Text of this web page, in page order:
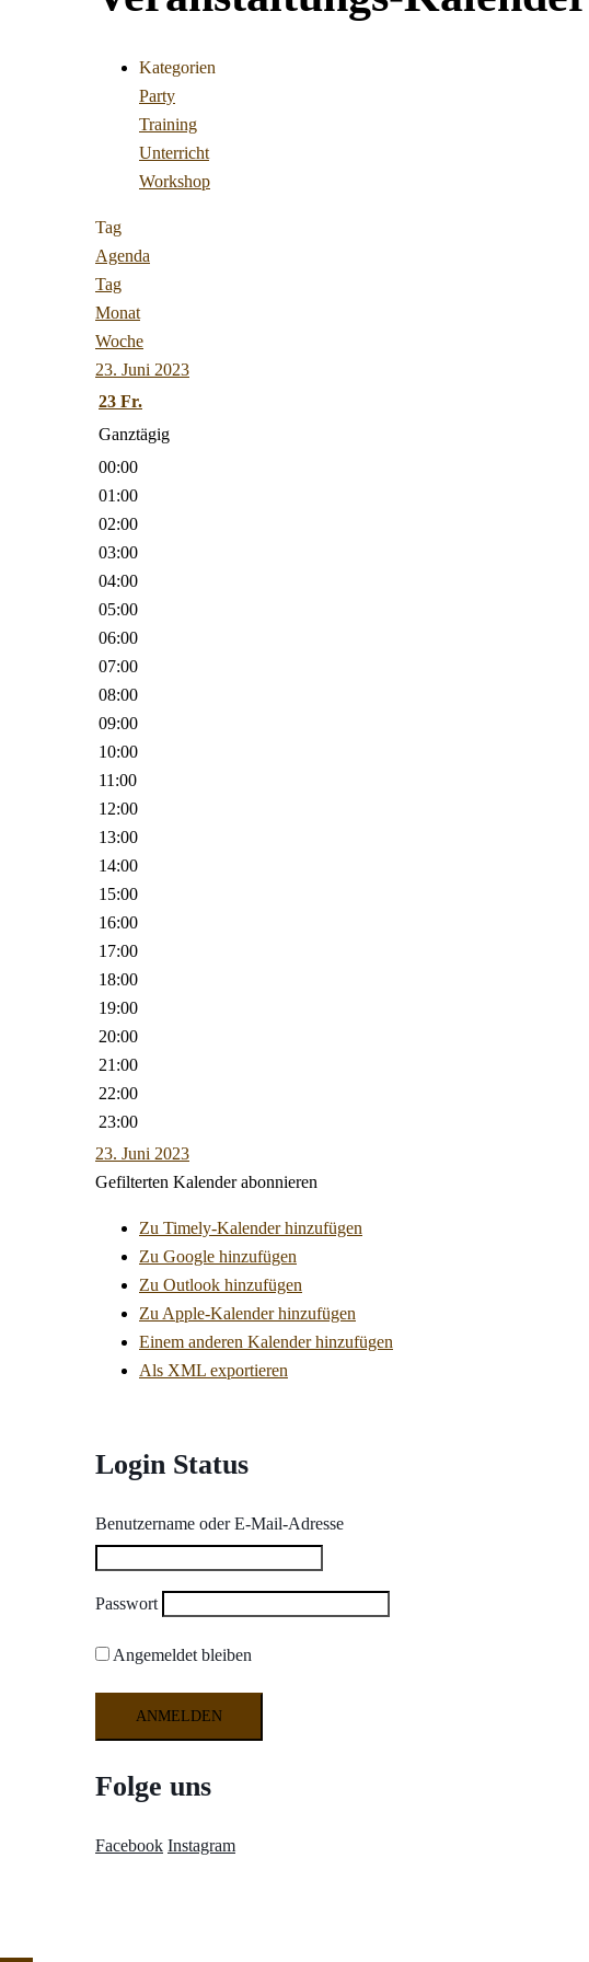
Kategorien
Party
Training
Unterricht
Workshop
Tag
Agenda
Tag
Monat
Woche
23. Juni 2023
23 Fr.
Ganztägig
00:00
01:00
02:00
03:00
04:00
05:00
06:00
07:00
08:00
09:00
10:00
11:00
12:00
13:00
14:00
15:00
16:00
17:00
18:00
19:00
20:00
21:00
22:00
23:00
23. Juni 2023
Gefilterten Kalender abonnieren
Zu Timely-Kalender hinzufügen
Zu Google hinzufügen
Zu Outlook hinzufügen
Zu Apple-Kalender hinzufügen
Einem anderen Kalender hinzufügen
Als XML exportieren
Login Status
Benutzername oder E-Mail-Adresse
Passwort
Angemeldet bleiben
Folge uns
Facebook Instagram